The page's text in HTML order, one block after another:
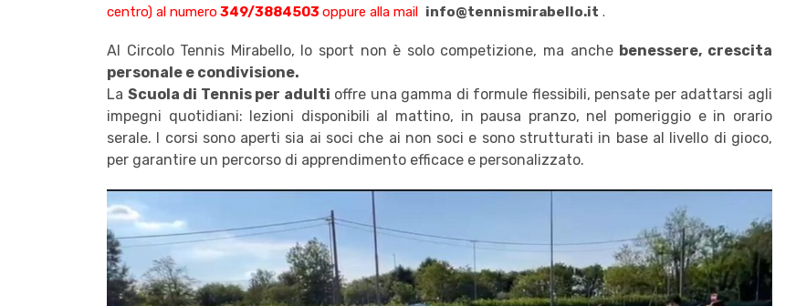
centro) al numero349/3884503 oppure alla mail info@tennismirabello.it .
Al Circolo Tennis Mirabello, lo sport non è solo competizione, ma anche benessere, crescita
personale e condivisione.
La Scuola di Tennis per adulti offre una gamma di formule flessibili, pensate per adattarsi agli
impegni quotidiani: lezioni disponibili al mattino, in pausa pranzo, nel pomeriggio e in orario
serale. I corsi sono aperti sia ai soci che ai non soci e sono strutturati in base al livello di gioco,
per garantire un percorso di apprendimento efficace e personalizzato.